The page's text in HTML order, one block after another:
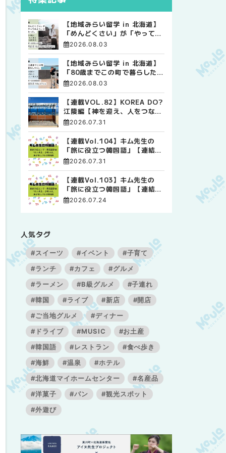
【地域みらい留学 in 北海道】
「めんどくさい」が「やってみ
よう」に変わった。 十勝の風
自由な高校生活
2026.08.03
【地域みらい留学 in 北海道】
「80歳までこの町で暮らした
い」 標津高校で踏み出した、
2026.08.03
【連載VOL.82】KOREA DO?
江陵編【神を迎え、人をつなぐ
時間 ― 江陵端午祭 】
2026.07.31
【連載Vol.104】キム先生の
「旅に役立つ韓国語」【連結語
尾について その4】
2026.07.31
【連載Vol.103】キム先生の
「旅に役立つ韓国語」【連結語
尾について その3】
2026.07.24
人気タグ
#スイーツ #イベント
#子育て
#ランチ
#カフェ
#グルメ
#ラーメン
#B級グルメ
#子連れ
#韓国
#ライブ #新店
#開店
#ご当地グルメ
#ディナー
#ドライブ
#MUSIC
#お土産
#韓国語
#レストラン
#食べ歩き
#海鮮
#温泉
#ホテル
#北海道マイホームセンター
#名産品
#洋菓子
#パン
#観光スポット
#外遊び